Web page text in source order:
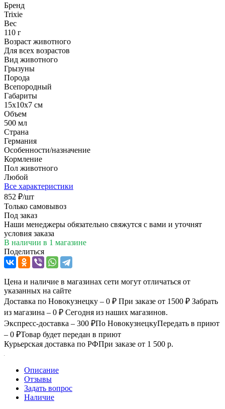
Бренд
Trixie
Вес
110 г
Возраст животного
Для всех возрастов
Вид животного
Грызуны
Порода
Всепородный
Габариты
15х10х7 см
Объем
500 мл
Страна
Германия
Особенности/назначение
Кормление
Пол животного
Любой
Все характеристики
852 ₽/шт
Только самовывоз
Под заказ
Наши менеджеры обязательно свяжутся с вами и уточнят
условия заказа
В наличии в 1 магазине
Поделиться
Цена и наличие в магазинах сети могут отличаться от
указанных на сайте
Доставка по Новокузнецку – 0 ₽ При заказе от 1500 ₽ Забрать
из магазина – 0 ₽ Сегодня из наших магазинов.
Экспресс-доставка – 300 ₽По НовокузнецкуПередать в приют
– 0 ₽Товар будет передан в приют
Курьерская доставка по РФПри заказе от 1 500 р.
Описание
Отзывы
Задать вопрос
Наличие